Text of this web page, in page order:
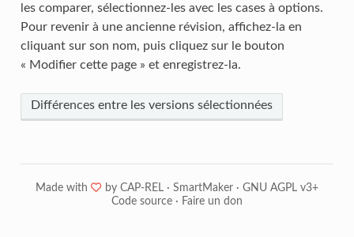
les comparer, sélectionnez-les avec les cases à options.
Pour revenir à une ancienne révision, affichez-la en
cliquant sur son nom, puis cliquez sur le bouton
« Modifier cette page » et enregistrez-la.
Différences entre les versions sélectionnées
Made with ❤ by CAP-REL · SmartMaker · GNU AGPL v3+
Code source · Faire un don